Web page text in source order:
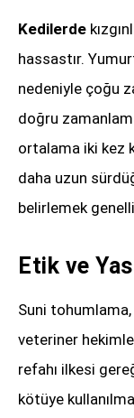
Kedilerde
hassastır.
nedeniyle çoğu
doğru
ortalama iki kez
daha uzun
belirlemek
Etik ve
Suni
veteriner
refahı ilkesi
kötüye